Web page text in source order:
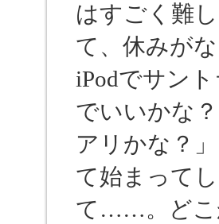
はすごく難
て、休みが
iPodでサン
でいいかな
アリかな？
て始まって
て……。どこ